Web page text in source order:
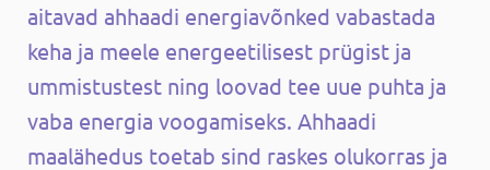
aitavad ahhaadi energiavõnked vabastada
keha ja meele energeetilisest prügist ja
ummistustest ning loovad tee uue puhta ja
vaba energia voogamiseks. Ahhaadi
maalähedus toetab sind raskes olukorras ja